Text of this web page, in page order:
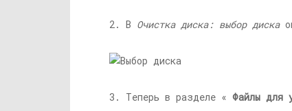
2. В Очистка диска: выбор диска
3. Теперь в разделе « Файлы для